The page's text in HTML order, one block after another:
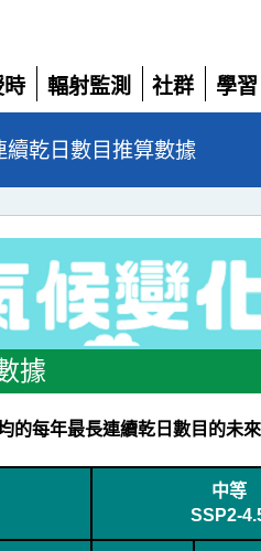
時
輻射監測
展
開
社群
展
開
學習
展
續乾日數目推算數據
據
的每年最長連續乾日數目的未
中等
SSP2-